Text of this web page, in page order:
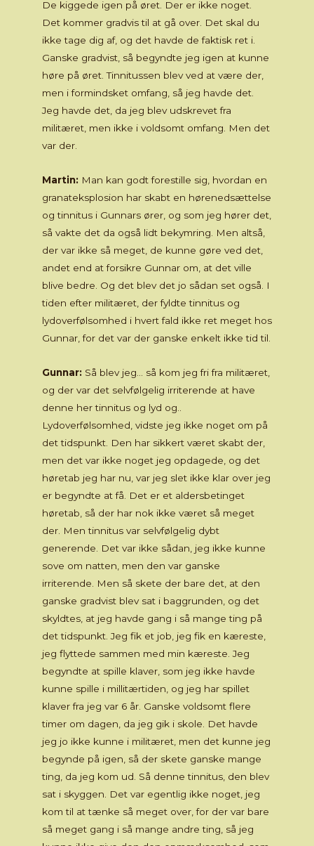
De kiggede igen på øret. Der er ikke noget.
Det kommer gradvis til at gå over. Det skal du
ikke tage dig af, og det havde de faktisk ret i.
Ganske gradvist, så begyndte jeg igen at kunne
høre på øret. Tinnitussen blev ved at være der,
men i formindsket omfang, så jeg havde det.
Jeg havde det, da jeg blev udskrevet fra
militæret, men ikke i voldsomt omfang. Men det
var der.
Martin: Man kan godt forestille sig, hvordan en
granateksplosion har skabt en hørenedsættelse
og tinnitus i Gunnars ører, og som jeg hører det,
så vakte det da også lidt bekymring. Men altså,
der var ikke så meget, de kunne gøre ved det,
andet end at forsikre Gunnar om, at det ville
blive bedre. Og det blev det jo sådan set også. I
tiden efter militæret, der fyldte tinnitus og
lydoverfølsomhed i hvert fald ikke ret meget hos
Gunnar, for det var der ganske enkelt ikke tid til.
Gunnar: Så blev jeg… så kom jeg fri fra militæret,
og der var det selvfølgelig irriterende at have
denne her tinnitus og lyd og..
Lydoverfølsomhed, vidste jeg ikke noget om på
det tidspunkt. Den har sikkert været skabt der,
men det var ikke noget jeg opdagede, og det
høretab jeg har nu, var jeg slet ikke klar over jeg
er begyndte at få. Det er et aldersbetinget
høretab, så der har nok ikke været så meget
der. Men tinnitus var selvfølgelig dybt
generende. Det var ikke sådan, jeg ikke kunne
sove om natten, men den var ganske
irriterende. Men så skete der bare det, at den
ganske gradvist blev sat i baggrunden, og det
skyldtes, at jeg havde gang i så mange ting på
det tidspunkt. Jeg fik et job, jeg fik en kæreste,
jeg flyttede sammen med min kæreste. Jeg
begyndte at spille klaver, som jeg ikke havde
kunne spille i millitærtiden, og jeg har spillet
klaver fra jeg var 6 år. Ganske voldsomt flere
timer om dagen, da jeg gik i skole. Det havde
jeg jo ikke kunne i militæret, men det kunne jeg
begynde på igen, så der skete ganske mange
ting, da jeg kom ud. Så denne tinnitus, den blev
sat i skyggen. Det var egentlig ikke noget, jeg
kom til at tænke så meget over, for der var bare
så meget gang i så mange andre ting, så jeg